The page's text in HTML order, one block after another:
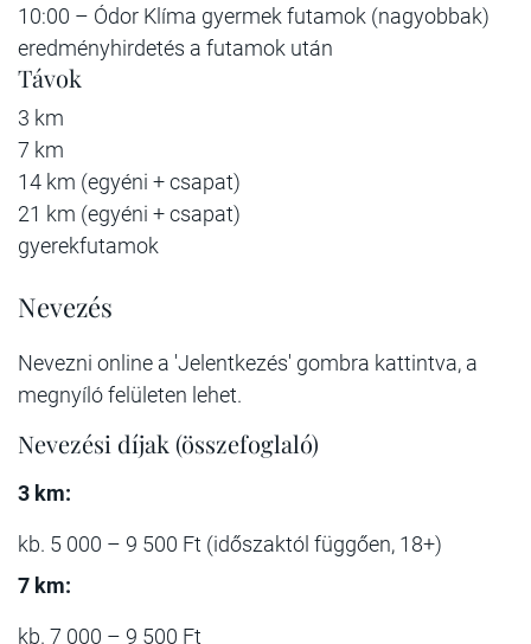
10:00 – Ódor Klíma gyermek futamok (nagyobbak)
eredményhirdetés a futamok után
Távok
3 km
7 km
14 km (egyéni + csapat)
21 km (egyéni + csapat)
gyerekfutamok
Nevezés
Nevezni online a 'Jelentkezés' gombra kattintva, a
megnyíló felületen lehet.
Nevezési díjak (összefoglaló)
3 km:
kb. 5 000 – 9 500 Ft (időszaktól függően, 18+)
7 km:
kb. 7 000 – 9 500 Ft